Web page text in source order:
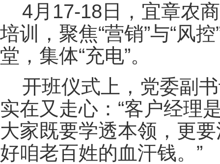
4月17-18日，宜章农
培训，聚焦“营销”与“风
堂，集体“充电”。
开班仪式上，党委副
实在又走心：“客户经理
大家既要学透本领，更
好咱老百姓的血汗钱。”